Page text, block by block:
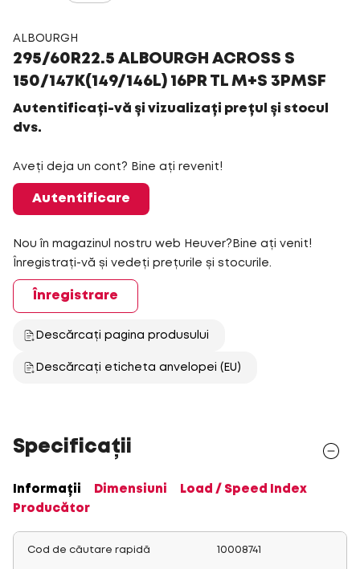
ALBOURGH
295/60R22.5 ALBOURGH ACROSS S
150/147K(149/146L) 16PR TL M+S 3PMSF
Autentificați-vă și vizualizați prețul și stocul
dvs.
Aveți deja un cont? Bine ați revenit!
Autentificare
Nou în magazinul nostru web Heuver?Bine ați venit!
Înregistrați-vă și vedeți prețurile și stocurile.
Înregistrare
Descărcați pagina produsului
Descărcați eticheta anvelopei (EU)
Specificații
Informații Dimensiuni
Load / Speed Index
Producător
Cod de căutare rapidă 10008741